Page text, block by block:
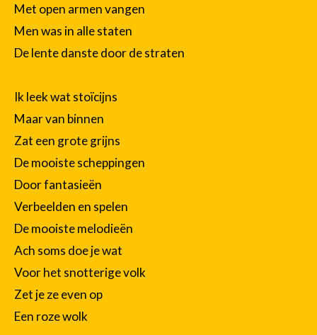
Met open armen vangen
Men was in alle staten
De lente danste door de straten
Ik leek wat stoïcijns
Maar van binnen
Zat een grote grijns
De mooiste scheppingen
Door fantasieën
Verbeelden en spelen
De mooiste melodieën
Ach soms doe je wat
Voor het snotterige volk
Zet je ze even op
Een roze wolk